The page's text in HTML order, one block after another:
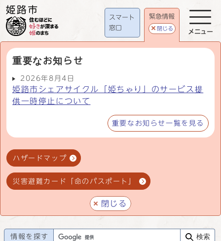
スマート
窓口
緊急情報
閉じる
重要なお知らせ
2026年8月4日
姫路市シェアサイクル「姫ちゃり」のサービス提
供一時停止について
重要なお知らせ一覧を見る
ハザードマップ
災害避難カード「命のパスポート」
閉じる
メニュー
情報を探す 検索